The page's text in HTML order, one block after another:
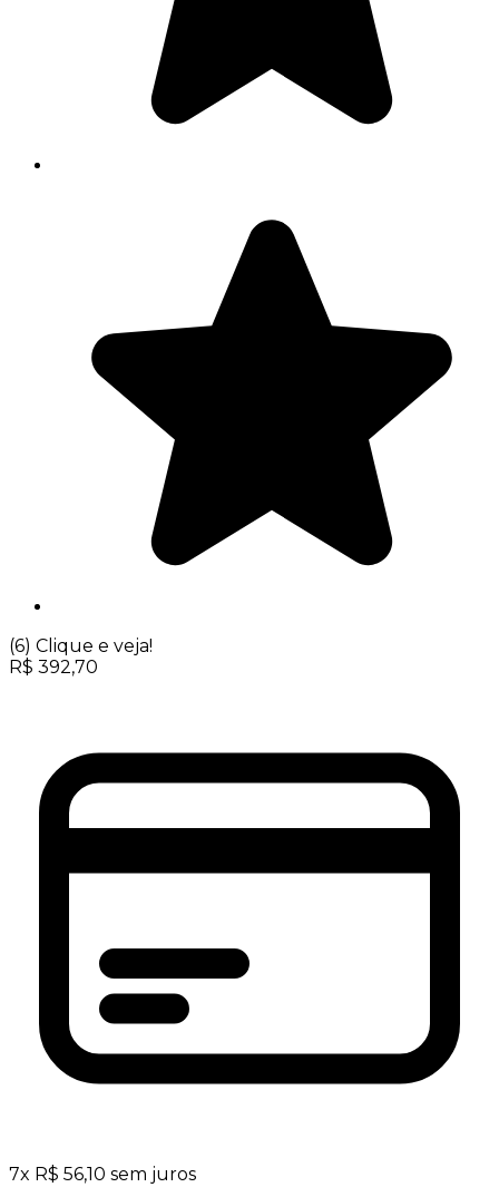
(6) Clique e veja!
R$ 392,70
7x R$ 56,10 sem juros